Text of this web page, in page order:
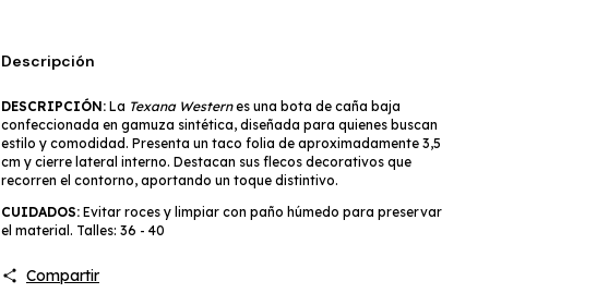
Descripción
DESCRIPCIÓN: La Texana Westernes una bota de caña baja
confeccionada en gamuza sintética, diseñada para quienes buscan
estilo y comodidad. Presenta un taco folia de aproximadamente 3,5
cm y cierre lateral interno. Destacan sus flecos decorativos que
recorren el contorno, aportando un toque distintivo.
CUIDADOS: Evitar roces y limpiar con paño húmedo para preservar
el material. Talles: 36 - 40
Compartir